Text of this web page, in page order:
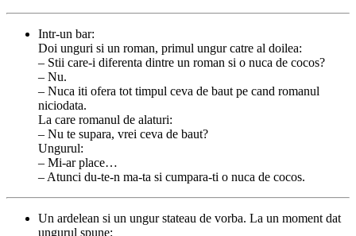
Intr-un bar:
Doi unguri si un roman, primul ungur catre al doilea:
– Stii care-i diferenta dintre un roman si o nuca de cocos?
– Nu.
– Nuca iti ofera tot timpul ceva de baut pe cand romanul
niciodata.
La care romanul de alaturi:
– Nu te supara, vrei ceva de baut?
Ungurul:
– Mi-ar place…
– Atunci du-te-n ma-ta si cumpara-ti o nuca de cocos.
Un ardelean si un ungur stateau de vorba. La un moment dat
ungurul spune: